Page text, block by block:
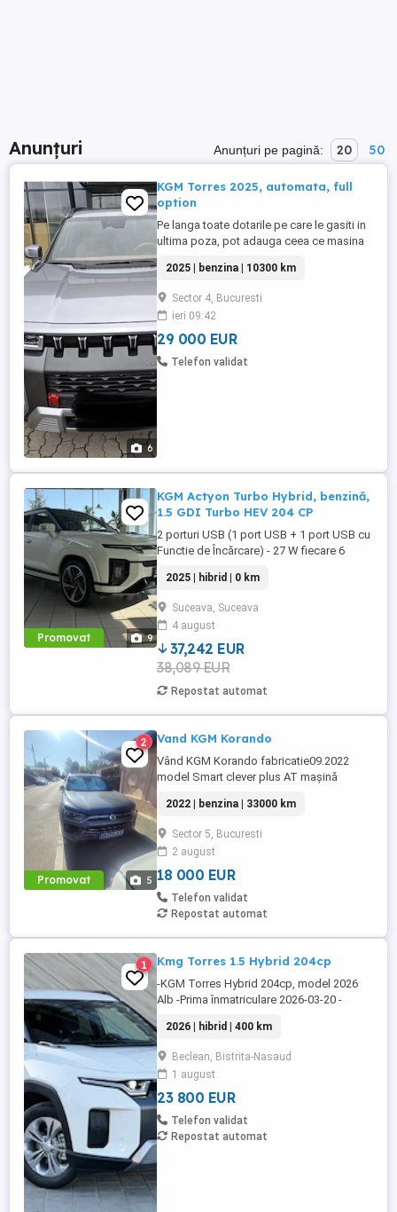
Anunțuri Anunțuri pe pagină: 20 50
6
KGM Torres 2025, automata, full
option
Pe langa toate dotarile pe care le gasiti in
ultima poza, pot adauga ceea ce masina
cutie automata - perdelute usi pasageri
spate - geamuri negre din fabrica spate si
luneta - extra faruri ceata led - incalzire in
volan, scaune fata si bancheta spate - ...
2025 | benzina | 10300 km
Sector 4, Bucuresti
ieri 09:42
29 000 EUR
Telefon validat
Promovat 9
KGM Actyon Turbo Hybrid, benzină,
1.5 GDI Turbo HEV 204 CP
2 porturi USB (1 port USB + 1 port USB cu
Functie de Încărcare) - 27 W fiecare 6
Sistem de franare de urgenta autonoma
(cu FCW avertizare de coliziune frontala)
Aer condiționat automat pe 2 zone față
Airbag lateral pentru pasagerii din ...
2025 | hibrid | 0 km
Suceava, Suceava
4 august
37,242 EUR
38,089 EUR
Repostat automat
Promovat 5
2 Vand KGM Korando
Vând KGM Korando fabricatie09.2022
model Smart clever plus AT mașină
de unde a fost cumpărată mașina are in
prezent 33000km in urcare. Mai multe
detalii la telefon.
2022 | benzina | 33000 km
Sector 5, Bucuresti
2 august
18 000 EUR
Telefon validat
Repostat automat
1 Kmg Torres 1.5 Hybrid 204cp
-KGM Torres Hybrid 204cp, model 2026
Alb -Prima înmatriculare 2026-03-20 -
automată, tracțiune SUV - 400 km parcurși
- 5 uși, interior spațios - Climatizare
automată - Inteligenta ( Deschidere si
Inchidere Portiere fara Cheie, Buton Start
Stop Motor) + ...
2026 | hibrid | 400 km
Beclean, Bistrita-Nasaud
1 august
23 800 EUR
Telefon validat
Repostat automat